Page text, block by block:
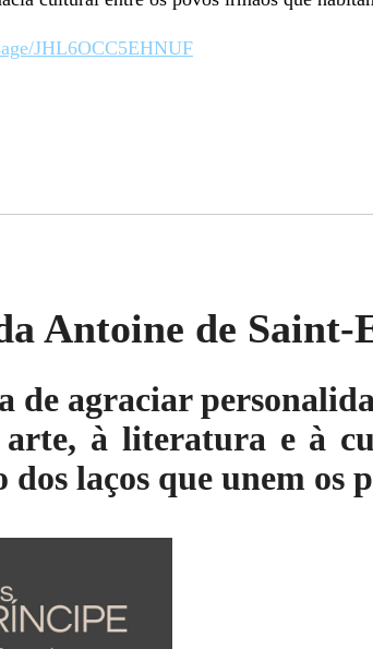
JHL6OCC5EHNUF
Antoine de Saint-
de agraciar
arte, à literatura e à
laços que unem os